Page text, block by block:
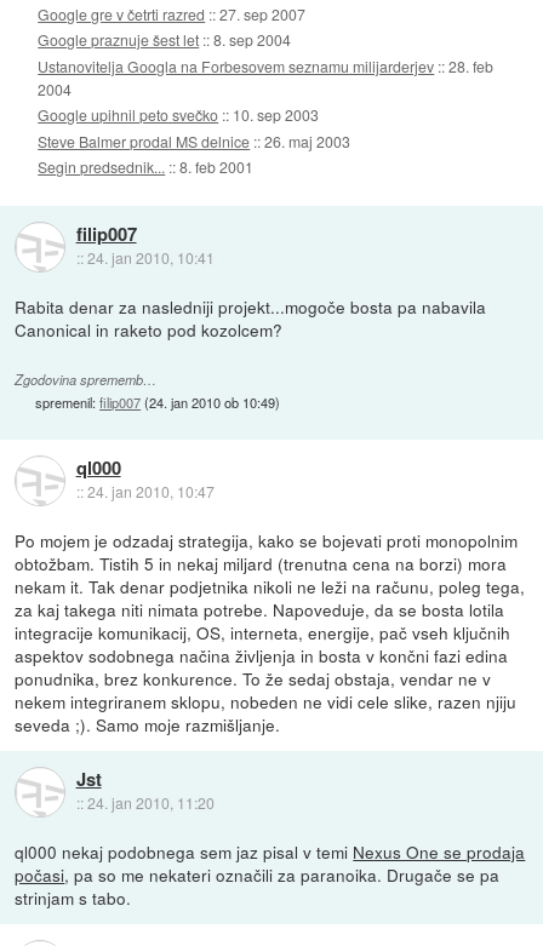
Google gre v četrti razred ::27. sep 2007
Google praznuje šest let ::8. sep 2004
Ustanovitelja Googla na Forbesovem seznamu milijarderjev ::28. feb
2004
Google upihnil peto svečko :: 10. sep 2003
Steve Balmer prodal MS delnice ::26. maj 2003
Segin predsednik... ::8. feb 2001
filip007
::24. jan 2010, 10:41
Rabita denar za nasledniji projekt...mogoče bosta pa nabavila
Canonical in raketo pod kozolcem?
Zgodovina sprememb…
spremenil:filip007(24. jan 2010 ob 10:49)
ql000
::24. jan 2010, 10:47
Po mojem je odzadaj strategija, kako se bojevati proti monopolnim
obtožbam. Tistih 5 in nekaj miljard (trenutna cena na borzi) mora
nekam it. Tak denar podjetnika nikoli ne leži na računu, poleg tega,
za kaj takega niti nimata potrebe. Napoveduje, da se bosta lotila
integracije komunikacij, OS, interneta, energije, pač vseh ključnih
aspektov sodobnega načina življenja in bosta v končni fazi edina
ponudnika, brez konkurence. To že sedaj obstaja, vendar ne v
nekem integriranem sklopu, nobeden ne vidi cele slike, razen njiju
seveda ;). Samo moje razmišljanje.
Jst
::24. jan 2010, 11:20
ql000 nekaj podobnega sem jaz pisal v temi Nexus One se prodaja
počasi, pa so me nekateri označili za paranoika. Drugače se pa
strinjam s tabo.